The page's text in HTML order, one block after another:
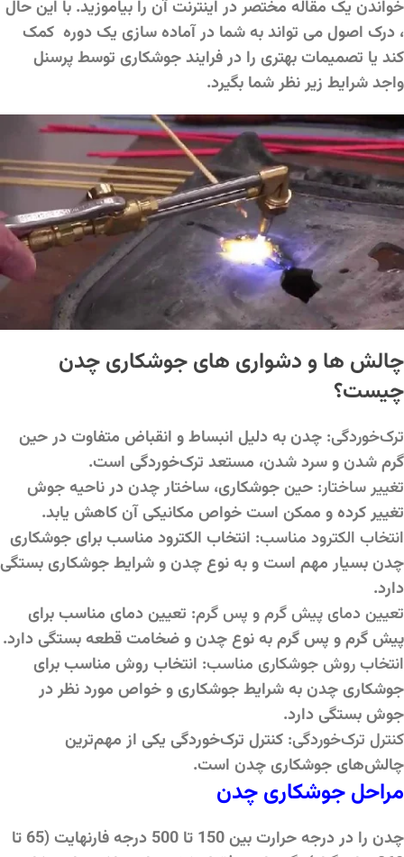
خواندن یک مقاله مختصر در اینترنت آن را بیاموزید. با این حال
، درک اصول می تواند به شما در آماده سازی یک دوره کمک
کند یا تصمیمات بهتری را در فرایند جوشکاری توسط پرسنل
واجد شرایط زیر نظر شما بگیرد.
چالش ها و دشواری های جوشکاری چدن
چیست؟
ترک‌خوردگی: چدن به دلیل انبساط و انقباض متفاوت در حین
گرم شدن و سرد شدن، مستعد ترک‌خوردگی است.
تغییر ساختار: حین جوشکاری، ساختار چدن در ناحیه جوش
تغییر کرده و ممکن است خواص مکانیکی آن کاهش یابد.
انتخاب الکترود مناسب: انتخاب الکترود مناسب برای جوشکاری
چدن بسیار مهم است و به نوع چدن و شرایط جوشکاری بستگی
دارد.
تعیین دمای پیش گرم و پس گرم: تعیین دمای مناسب برای
پیش گرم و پس گرم به نوع چدن و ضخامت قطعه بستگی دارد.
انتخاب روش جوشکاری مناسب: انتخاب روش مناسب برای
جوشکاری چدن به شرایط جوشکاری و خواص مورد نظر در
جوش بستگی دارد.
کنترل ترک‌خوردگی: کنترل ترک‌خوردگی یکی از مهم‌ترین
چالش‌های جوشکاری چدن است.
مراحل جوشکاری چدن
چدن را در درجه حرارت بین 150 تا 500 درجه فارنهایت (65 تا